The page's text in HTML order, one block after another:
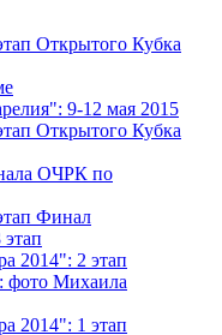
Открытого Кубка
9-12 мая 2015
Открытого Кубка
ОЧРК по
Финал
2014": 2 этап
фото Михаила
2014": 1 этап